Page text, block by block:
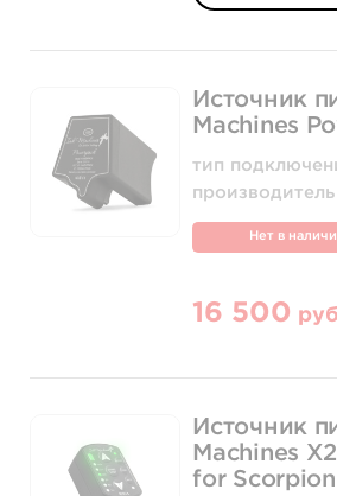
Источник
Machines
тип
производитель
Нет в
16 500
Источник
Machines
for Scorpion